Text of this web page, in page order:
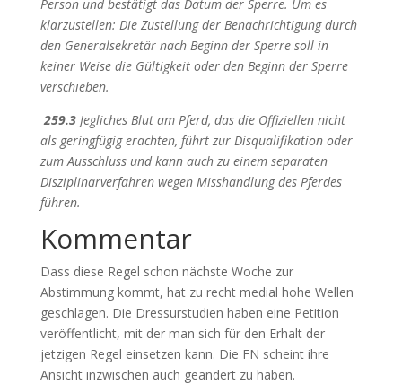
Person und bestätigt das Datum der Sperre. Um es
klarzustellen: Die Zustellung der Benachrichtigung durch
den Generalsekretär nach Beginn der Sperre soll in
keiner Weise die Gültigkeit oder den Beginn der Sperre
verschieben.
259.3Jegliches Blut am Pferd, das die Offiziellen nicht
als geringfügig erachten, führt zur Disqualifikation oder
zum Ausschluss und kann auch zu einem separaten
Disziplinarverfahren wegen Misshandlung des Pferdes
führen.
Kommentar
Dass diese Regel schon nächste Woche zur
Abstimmung kommt, hat zu recht medial hohe Wellen
geschlagen. Die Dressurstudien haben eine Petition
veröffentlicht, mit der man sich für den Erhalt der
jetzigen Regel einsetzen kann. Die FN scheint ihre
Ansicht inzwischen auch geändert zu haben.